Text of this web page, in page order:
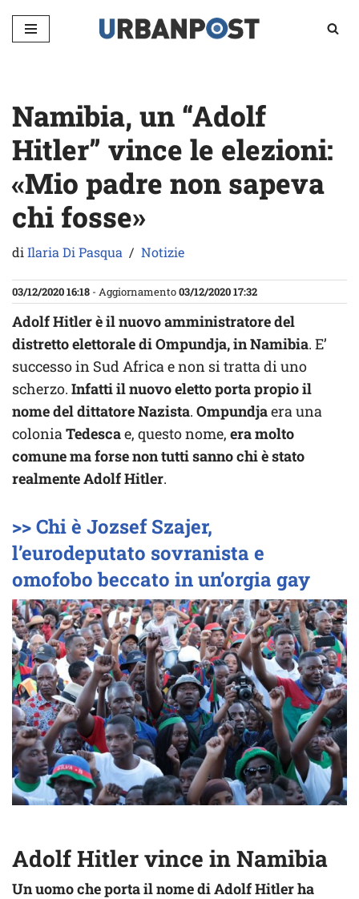
Vai
Namibia, un “Adolf
Hitler” vince le elezioni:
«Mio padre non sapeva
chi fosse»
diIlaria Di Pasqua Notizie
03/12/2020 16:18 - Aggiornamento03/12/2020 17:32
Adolf Hitler è il nuovo amministratore del
distretto elettorale di Ompundja, in Namibia. E’
successo in Sud Africa e non si tratta di uno
scherzo. Infatti il nuovo eletto porta propio il
nome del dittatore Nazista. Ompundjaera una
coloniaTedescae, questo nome, era molto
comune ma forse non tutti sanno chi è stato
realmente Adolf Hitler.
>> Chi è Jozsef Szajer,
l’eurodeputato sovranista e
omofobo beccato in un’orgia gay
Adolf Hitler vince in Namibia
Un uomo che porta il nome di Adolf Hitler ha